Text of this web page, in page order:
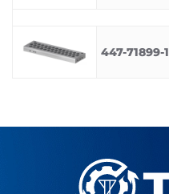
447-71899-1